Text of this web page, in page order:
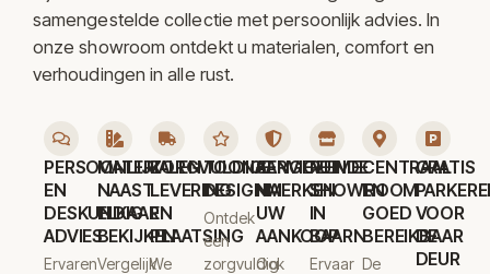
samengestelde collectie met persoonlijk advies. In
onze showroom ontdekt u materialen, comfort en
verhoudingen in alle rust.
PERSOONLIJK
EN
DESKUNDIG
ADVIES
Ervaren
MATERIALEN
NAAST
ELKAAR
BEKIJKEN
Vergelijk
ZORGVULDIGE
LEVERING
EN
PLAATSING
We
TOONAANGEVENDE
DESIGNMERKEN
Ontdek
een
zorgvuldig
SERVICE
NA
UW
AANKOOP
Ook
RUIME
SHOWROOM
IN
BAARN
Ervaar
CENTRAAL
EN
GOED
BEREIKBAAR
De
GRATIS
VOOR
DE
DEUR